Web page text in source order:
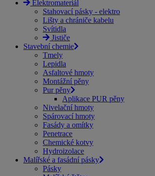
Elektromateriál
Stahovací pásky - elektro
Lišty a chrániče kabelu
Svítidla
Jističe
Stavební chemie
Tmely
Lepidla
Asfaltové hmoty
Montážní pěny
Pur pěny
Aplikace PUR pěny
Nivelační hmoty
Spárovací hmoty
Fasády a omítky
Penetrace
Chemické kotvy
Hydroizolace
Malířské a fasádní pásky
Pásky